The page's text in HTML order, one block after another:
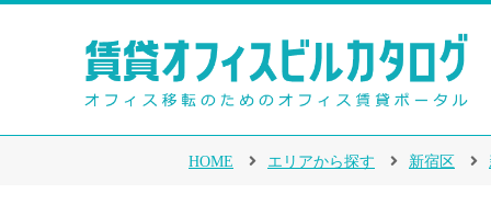
HOME エリアから探す 新宿区